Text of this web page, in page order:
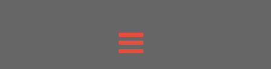
Toggle
navigation